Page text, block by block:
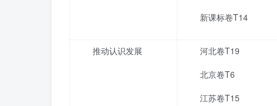
新课标卷T14
推动认识发展
河北卷T19
北京卷T6
江苏卷T15